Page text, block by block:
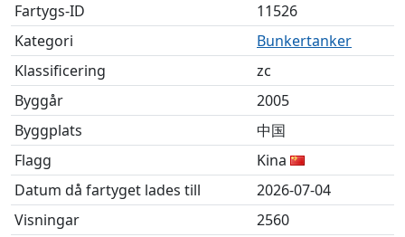
Fartygs-ID
11526
Kategori
Bunkertanker
Klassificering
zc
Byggår
2005
Byggplats
中国
Flagg
Kina
Datum då fartyget lades till
2026-07-04
Visningar
2560